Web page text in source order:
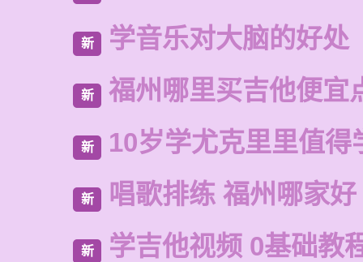
新 学音乐对大脑的好处
新 福州哪里买吉他便宜
新 10岁学尤克里里值得
新 唱歌排练 福州哪家好
新 学吉他视频 0基础教